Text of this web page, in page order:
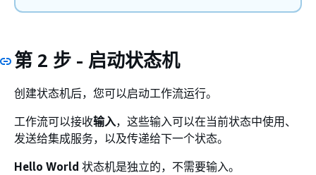
第 2 步 - 启动状态机
创建状态机后，您可以启动工作流运行。
工作流可以接收输入，这些输入可以在当前状态中使用、
发送给集成服务，以及传递给下一个状态。
Hello World 状态机是独立的，不需要输入。